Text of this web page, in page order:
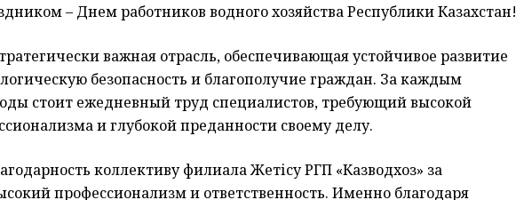
– Днем работников водного хозяйства Республики Казахстан!
важная отрасль, обеспечивающая устойчивое развитие
безопасность и благополучие граждан. За каждым
стоит ежедневный труд специалистов, требующий высокой
и глубокой преданности своему делу.
коллективу филиала Жетісу РГП «Казводхоз» за
профессионализм и ответственность. Именно благодаря